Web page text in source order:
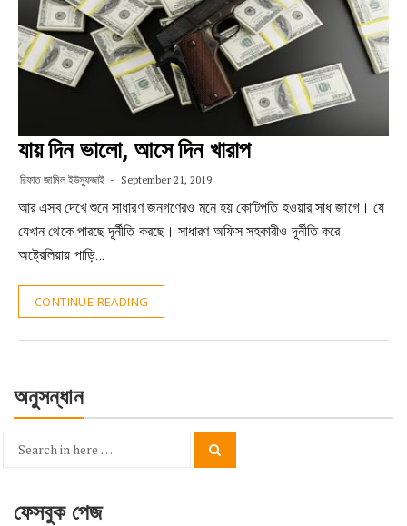
যায় দিন ভালো, আসে দিন খারাপ
রিফাত জামিল ইউসুফজাই September 21, 2019
আর এসব দেখে শুনে সাধারণ জনগণেরও মনে হয় কোটিপতি হওয়ার সাধ জাগে। যে
যেখান থেকে পারছে দূর্নীতি করছে। সাধারণ অফিস সহকারীও দূর্নীতি করে
অষ্ট্রেলিয়ায় পাড়ি…
CONTINUE READING
অনুসন্ধান
Search
ফেসবুক পেজ